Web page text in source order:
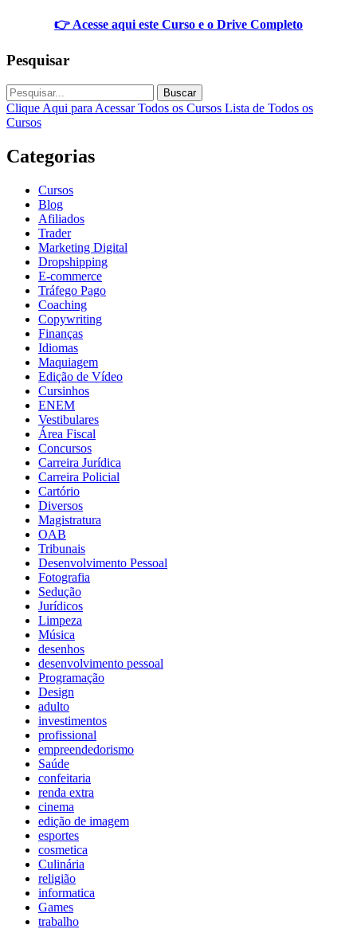
👉 Acesse aqui este Curso e o Drive Completo
Pesquisar
Buscar
Clique Aqui para Acessar Todos os Cursos Lista de Todos os
Cursos
Categorias
Cursos
Blog
Afiliados
Trader
Marketing Digital
Dropshipping
E-commerce
Tráfego Pago
Coaching
Copywriting
Finanças
Idiomas
Maquiagem
Edição de Vídeo
Cursinhos
ENEM
Vestibulares
Área Fiscal
Concursos
Carreira Jurídica
Carreira Policial
Cartório
Diversos
Magistratura
OAB
Tribunais
Desenvolvimento Pessoal
Fotografia
Sedução
Jurídicos
Limpeza
Música
desenhos
desenvolvimento pessoal
Programação
Design
adulto
investimentos
profissional
empreendedorismo
Saúde
confeitaria
renda extra
cinema
edição de imagem
esportes
cosmetica
Culinária
religião
informatica
Games
trabalho